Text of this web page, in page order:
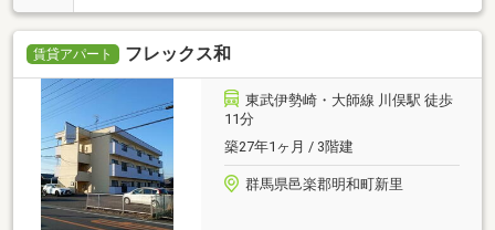
賃貸アパート フレックス和
東武伊勢崎・大師線 川俣駅 徒歩
11分
築27年1ヶ月 / 3階建
群馬県邑楽郡明和町新里